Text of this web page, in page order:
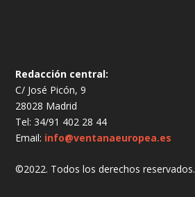
Redacción central:
C/ José Picón, 9
28028 Madrid
Tel: 34/91 402 28 44
Email: info@ventanaeuropea.es
©2022. Todos los derechos reservados.